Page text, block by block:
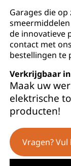
Garages die
de innovatieve
contact met
bestellingen te
Verkrijgbaar
Maak uw
elektrische
producten!
Vragen?